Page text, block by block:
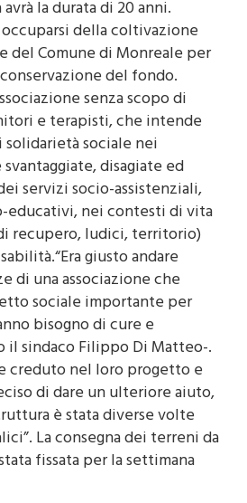
mafia. L’assegnazione in
la durata di 20 anni.
occuparsi della coltivazione
Comune di Monreale per
del fondo.
senza scopo di
e terapisti, che intende
sociale nei
disagiate ed
servizi socio-assistenziali,
nei contesti di vita
recupero, ludici, territorio)
giusto andare
di una associazione che
sociale importante per
bisogno di cure e
sindaco Filippo Di Matteo-.
creduto nel loro progetto e
di dare un ulteriore aiuto,
è stata diverse volte
La consegna dei terreni da
fissata per la settimana